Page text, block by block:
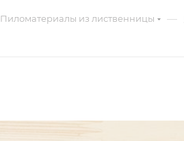
Пиломатериалы из лиственницы —